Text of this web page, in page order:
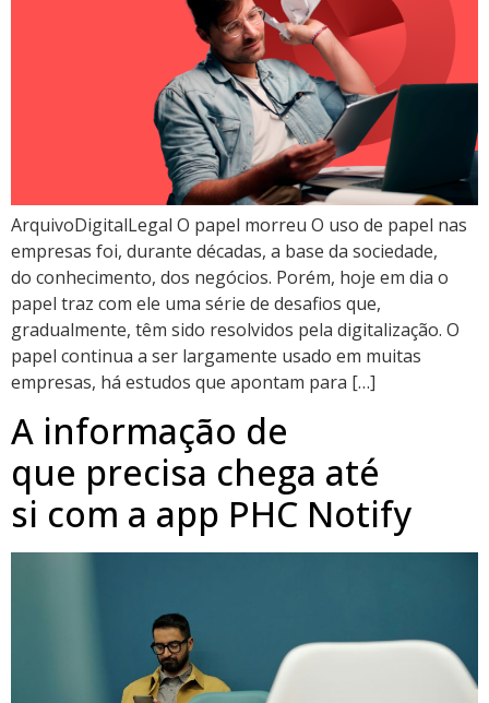
ArquivoDigitalLegal O papel morreu O uso de papel nas
empresas foi, durante décadas, a base da sociedade,
do conhecimento, dos negócios. Porém, hoje em dia o
papel traz com ele uma série de desafios que,
gradualmente, têm sido resolvidos pela digitalização. O
papel continua a ser largamente usado em muitas
empresas, há estudos que apontam para […]
A informação de
que precisa chega até
si com a app PHC Notify